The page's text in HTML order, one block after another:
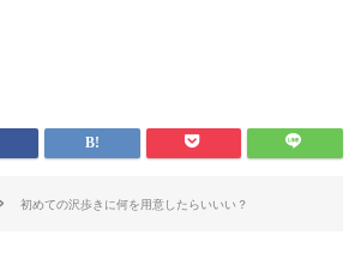
初めての沢歩きに何を用意したらいいい？